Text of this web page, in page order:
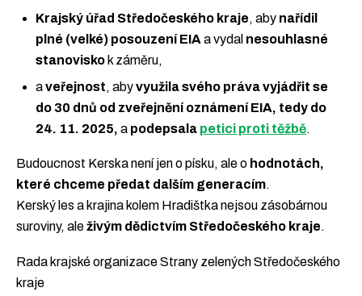
Krajský úřad Středočeského kraje, aby nařídil
plné (velké) posouzení EIA a vydal nesouhlasné
stanovisko k záměru,
aveřejnost, abyvyužila svého práva vyjádřit se
do 30 dnů od zveřejnění oznámení EIA, tedy do
24. 11. 2025, a podepsala petici proti těžbě.
Budoucnost Kerska není jen o písku, ale o hodnotách,
které chceme předat dalším generacím.
Kerský les a krajina kolem Hradištka nejsou zásobárnou
suroviny, aleživým dědictvím Středočeského kraje.
Rada krajské organizace Strany zelených Středočeského
kraje